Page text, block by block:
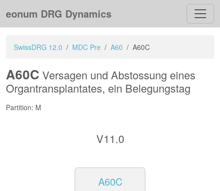
eonum DRG Dynamics
SwissDRG 12.0 MDC Pre A60 A60C
A60C Versagen und Abstossung eines
Organtransplantates, ein Belegungstag
Partition: M
V11.0
A60C